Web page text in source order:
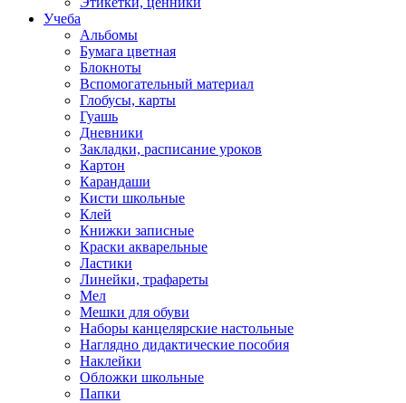
Учеба
Альбомы
Бумага цветная
Блокноты
Вспомогательный материал
Глобусы, карты
Гуашь
Дневники
Закладки, расписание уроков
Картон
Карандаши
Кисти школьные
Клей
Книжки записные
Краски акварельные
Ластики
Линейки, трафареты
Мел
Мешки для обуви
Наборы канцелярские настольные
Наглядно дидактические пособия
Наклейки
Обложки школьные
Папки